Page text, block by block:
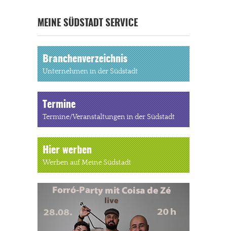
MEINE SÜDSTADT SERVICE
Branchenverzeichnis
Unternehmen in der Südstadt
Termine
Termine/Veranstaltungen in der Südstadt
Hier werben
Werben auf Meine Südstadt